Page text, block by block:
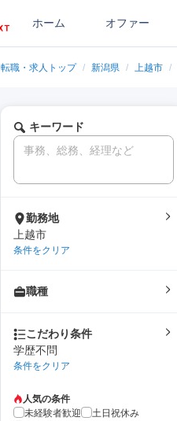
ホーム オファー
転職・求人トップ / 新潟県 / 上越市 /
キーワード
勤務地
上越市
条件をクリア
職種
こだわり条件
学歴不問
条件をクリア
人気の条件
未経験者歓迎
土日祝休み